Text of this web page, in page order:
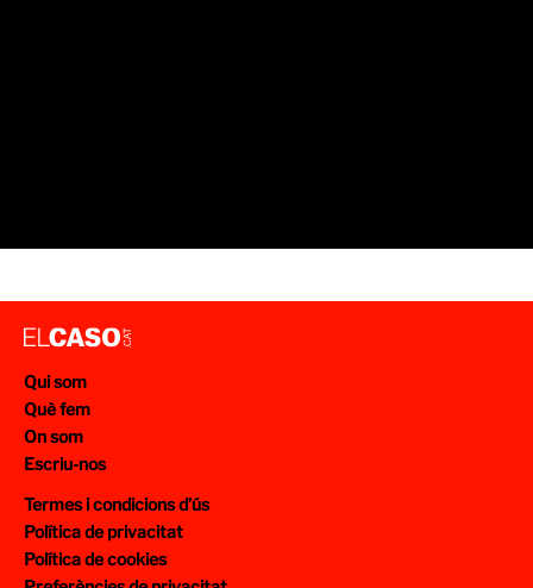
Qui som
Què fem
On som
Escriu-nos
Termes i condicions d’ús
Política de privacitat
Política de cookies